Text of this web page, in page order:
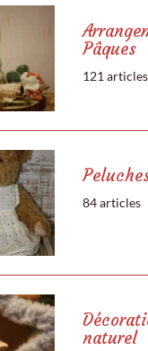
Pâques
121 articles
84 articles
naturel